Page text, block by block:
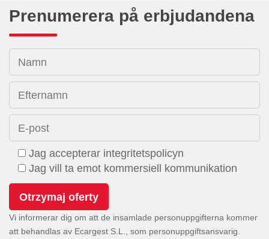
Prenumerera på erbjudandena
Namn
Efternamn
E-post
Jag accepterar integritetspolicyn
Jag vill ta emot kommersiell kommunikation
Vi informerar dig om att de insamlade personuppgifterna kommer
att behandlas av Ecargest S.L., som personuppgiftsansvarig.